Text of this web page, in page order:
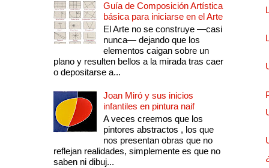
Guía de Composición Artística
básica para iniciarse en el Arte
El Arte no se construye —casi
nunca— dejando que los
elementos caigan sobre un
plano y resulten bellos a la mirada tras caer
o depositarse a...
Joan Miró y sus inicios
infantiles en pintura naif
A veces creemos que los
pintores abstractos , los que
nos presentan obras que no
reflejan realidades, simplemente es que no
saben ni dibuj...